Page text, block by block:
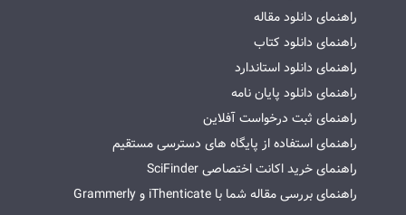
راهنمای دانلود مقاله
راهنمای دانلود کتاب
راهنمای دانلود استاندارد
راهنمای دانلود پایان نامه
راهنمای ثبت درخواست آفلاین
راهنمای استفاده از پایگاه های دسترسی مستقیم
راهنمای خرید اکانت اختصاصی SciFinder
راهنمای بررسی مقاله شما با iThenticate و Grammerly